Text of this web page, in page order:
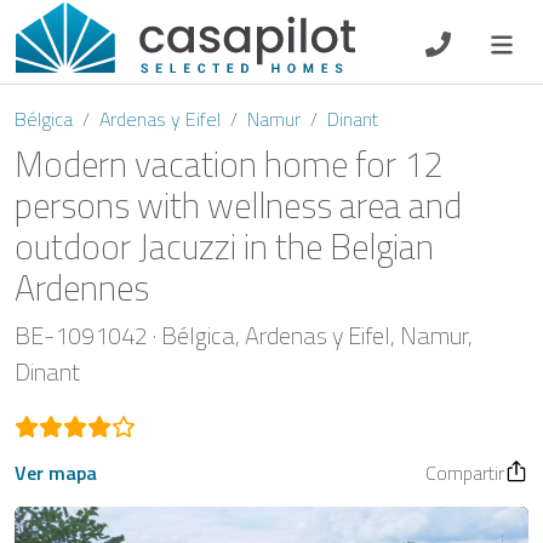
DE EN ES FR
Oferta de desayuno
Vouchers
Propietario
Bélgica Ardenas y Eifel Namur Dinant
Modern vacation home for 12
persons with wellness area and
outdoor Jacuzzi in the Belgian
Ardennes
BE-1091042 Bélgica Ardenas y Eifel Namur
Dinant
Ver mapa Compartir